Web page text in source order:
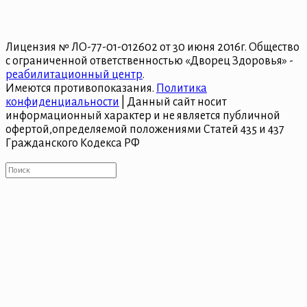
Лицензия № ЛО-77-01-012602 от 30 июня 2016г. Общество
с ограниченной ответственностью «Дворец Здоровья» -
реабилитационный центр.
Имеются противопоказания.
Политика
конфиденциальности
| Данный сайт носит
информационный характер и не является публичной
офертой,определяемой положениями Статей 435 и 437
Гражданского Кодекса РФ